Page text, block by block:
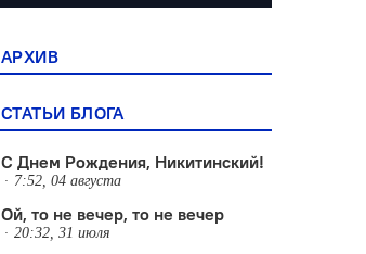
АРХИВ
СТАТЬИ БЛОГА
С Днем Рождения, Никитинский!
7:52, 04 августа
Ой, то не вечер, то не вечер
20:32, 31 июля